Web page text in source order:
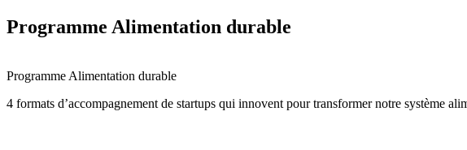
Programme Alimentation durable
Programme Alimentation durable
4 formats d’accompagnement de startups qui innovent pour transformer notre système